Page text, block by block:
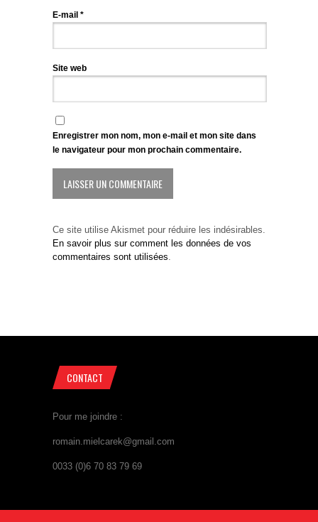
E-mail *
Site web
Enregistrer mon nom, mon e-mail et mon site dans
le navigateur pour mon prochain commentaire.
Ce site utilise Akismet pour réduire les indésirables.
En savoir plus sur comment les données de vos
commentaires sont utilisées
CONTACT
Pour me joindre :
romain.mielcarek@gmail.com
0033 (0)6 70 83 79 69